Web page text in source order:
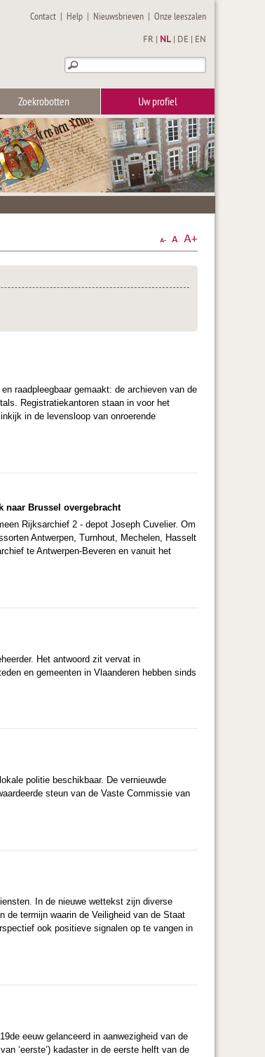
Contact | Help | Nieuwsbrieven |Onze leeszalen
FR NL DE EN
Zoekrobotten Uw profiel
raadpleegbaar gemaakt: de archieven van de
Registratiekantoren staan in voor het
in de levensloop van onroerende
Brussel overgebracht
Rijksarchief 2 - depot Joseph Cuvelier. Om
Antwerpen, Turnhout, Mechelen, Hasselt
te Antwerpen-Beveren en vanuit het
Het antwoord zit vervat in
en gemeenten in Vlaanderen hebben sinds
politie beschikbaar. De vernieuwde
steun van de Vaste Commissie van
In de nieuwe wettekst zijn diverse
de termijn waarin de Veiligheid van de Staat
ook positieve signalen op te vangen in
eeuw gelanceerd in aanwezigheid van de
‘eerste’) kadaster in de eerste helft van de